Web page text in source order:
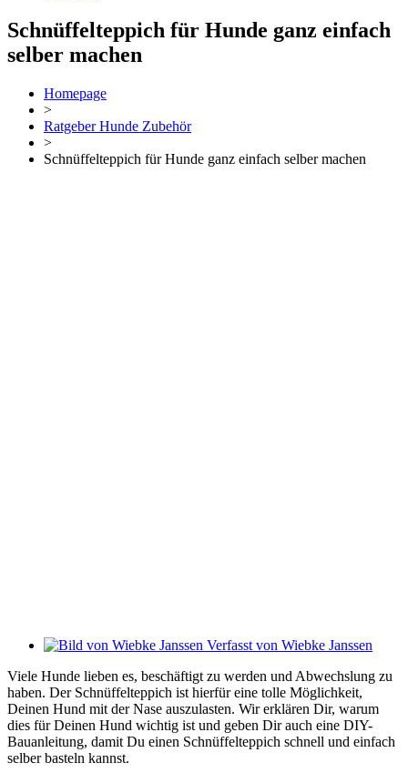
Schnüffelteppich für Hunde ganz einfach
selber machen
Homepage
>
Ratgeber Hunde Zubehör
>
Schnüffelteppich für Hunde ganz einfach selber machen
Verfasst von Wiebke Janssen
Viele Hunde lieben es, beschäftigt zu werden und Abwechslung zu
haben. Der Schnüffelteppich ist hierfür eine tolle Möglichkeit,
Deinen Hund mit der Nase auszulasten. Wir erklären Dir, warum
dies für Deinen Hund wichtig ist und geben Dir auch eine DIY-
Bauanleitung, damit Du einen Schnüffelteppich schnell und einfach
selber basteln kannst.